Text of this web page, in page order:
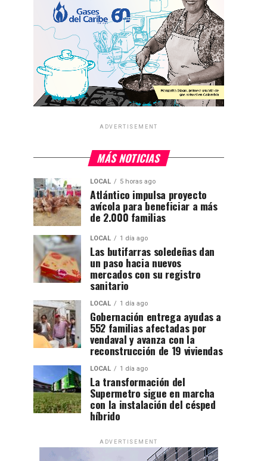
ADVERTISEMENT
MÁS NOTICIAS
LOCAL 5 horas ago
Atlántico impulsa proyecto
avícola para beneficiar a más
de 2.000 familias
LOCAL 1 día ago
Las butifarras soledeñas dan
un paso hacia nuevos
mercados con su registro
sanitario
LOCAL 1 día ago
Gobernación entrega ayudas a
552 familias afectadas por
vendaval y avanza con la
reconstrucción de 19 viviendas
LOCAL 1 día ago
La transformación del
Supermetro sigue en marcha
con la instalación del césped
híbrido
ADVERTISEMENT